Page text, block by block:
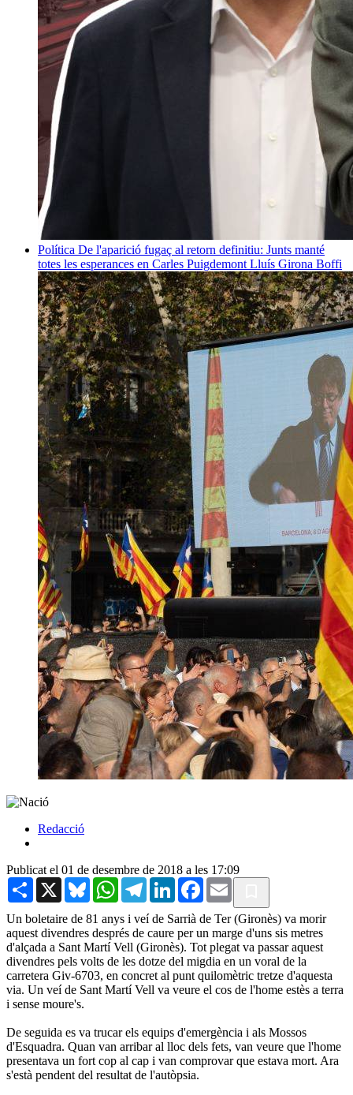
Política De l'aparició fugaç al retorn definitiu: Junts manté
totes les esperances en Carles Puigdemont Lluís Girona Boffi
Redacció
Publicat el 01 de desembre de 2018 a les 17:09
Share X BlueskyWhatsAppTelegramLinkedInFacebook
Email
Un boletaire de 81 anys i veí de Sarrià de Ter (Gironès) va morir
aquest divendres després de caure per un marge d'uns sis metres
d'alçada a Sant Martí Vell (Gironès). Tot plegat va passar aquest
divendres pels volts de les dotze del migdia en un voral de la
carretera Giv-6703, en concret al punt quilomètric tretze d'aquesta
via. Un veí de Sant Martí Vell va veure el cos de l'home estès a terra
i sense moure's.
De seguida es va trucar els equips d'emergència i als Mossos
d'Esquadra. Quan van arribar al lloc dels fets, van veure que l'home
presentava un fort cop al cap i van comprovar que estava mort. Ara
s'està pendent del resultat de l'autòpsia.